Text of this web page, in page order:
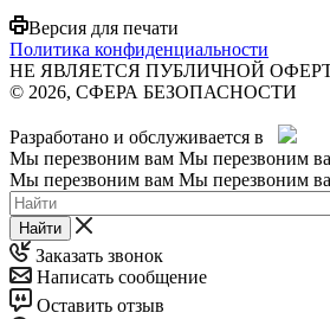
Версия для печати
Политика конфиденциальности
НЕ ЯВЛЯЕТСЯ ПУБЛИЧНОЙ
© 2026, СФЕРА БЕЗОПАСНОСТИ
Разработано и обслуживается в
Мы перезвоним вам Мы перезвоним
Мы перезвоним вам Мы перезвоним
Найти
Заказать звонок
Написать сообщение
Оставить отзыв